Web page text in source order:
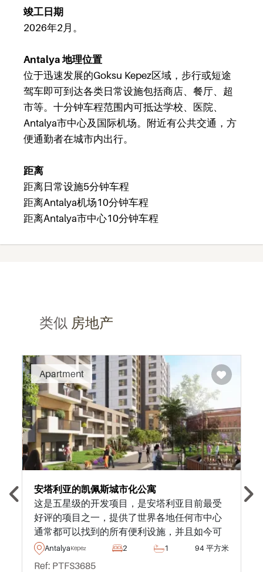
竣工日期
2026年2月。
Antalya 地理位置
位于迅速发展的Goksu Kepez区域，步行或短途
驾车即可到达各类日常设施包括商店、餐厅、超
市等。十分钟车程范围内可抵达学校、医院、
Antalya市中心及国际机场。附近有公共交通，方
便通勤者在城市内出行。
距离
距离日常设施5分钟车程
距离Antalya机场10分钟车程
距离Antalya市中心10分钟车程
类似 房地产
Apartment
Recommended
安塔利亚的凯佩斯城市化公寓
这是五星级的开发项目，是安塔利亚目前最受
好评的项目之一，提供了世界各地任何市中心
通常都可以找到的所有便利设施，并且如今可
以选择优惠的付款计划来购买物业。
AntalyaKepez 2 1 94 平方米
Ref: PTFS3685